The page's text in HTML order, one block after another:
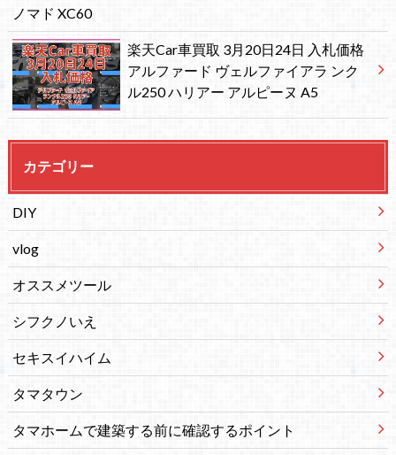
ノマド XC60
楽天Car車買取 3月20日24日 入札価格
アルファード ヴェルファイアラ ンク
ル250 ハリアー アルピーヌ A5
カテゴリー
DIY
vlog
オススメツール
シフクノいえ
セキスイハイム
タマタウン
タマホームで建築する前に確認するポイント